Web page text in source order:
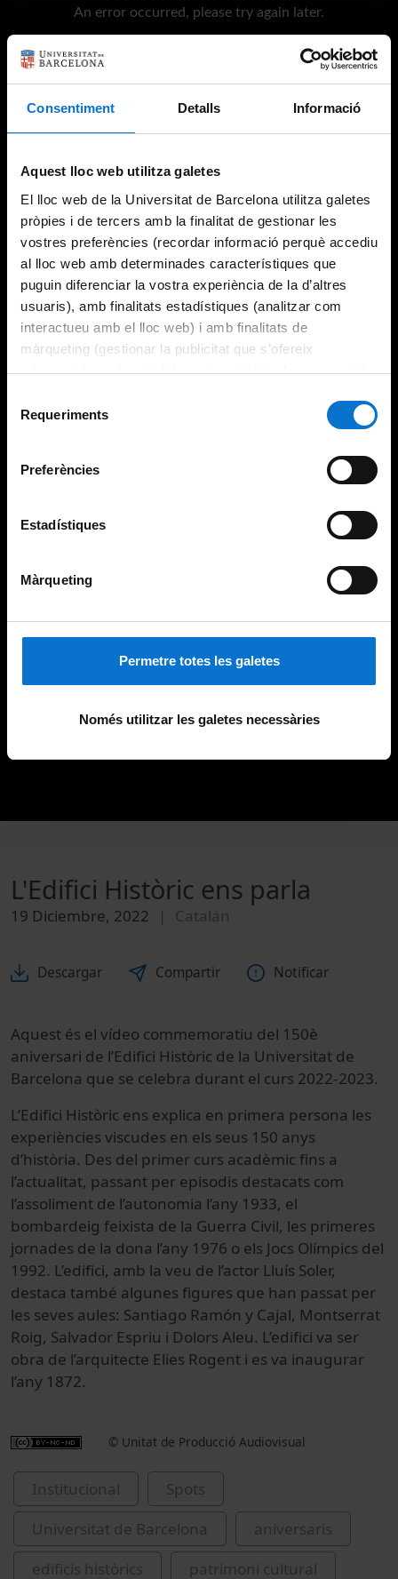
Consentiment Detalls Informació
Aquest lloc web utilitza galetes
El lloc web de la Universitat de Barcelona utilitza galetes
pròpies i de tercers amb la finalitat de gestionar les
vostres preferències (recordar informació perquè accediu
al lloc web amb determinades característiques que
puguin diferenciar la vostra experiència de la d’altres
usuaris), amb finalitats estadístiques (analitzar com
interactueu amb el lloc web) i amb finalitats de
màrqueting (gestionar la publicitat que s’ofereix
adequant-la en funció dels vostres hàbits de navegació).
consultar laPolítica de galetes del lloc web de la
Requeriments
Preferències
Estadístiques
Màrqueting
Permetre totes les galetes
Només utilitzar les galetes necessàries
An error occurred, please try again later.
L'Edifici Històric ens parla
19 Diciembre, 2022 Catalán
Descargar Compartir Notificar
Aquest és el vídeo commemoratiu del 150è
aniversari de l’Edifici Històric de la Universitat de
Barcelona que se celebra durant el curs 2022-2023.
L’Edifici Històric ens explica en primera persona les
experiències viscudes en els seus 150 anys
d’història. Des del primer curs acadèmic fins a
l’actualitat, passant per episodis destacats com
l’assoliment de l’autonomia l’any 1933, el
bombardeig feixista de la Guerra Civil, les primeres
jornades de la dona l’any 1976 o els Jocs Olímpics del
1992. L’edifici, amb la veu de l’actor Lluís Soler,
destaca també algunes figures que han passat per
les seves aules: Santiago Ramón y Cajal, Montserrat
Roig, Salvador Espriu i Dolors Aleu. L’edifici va ser
obra de l’arquitecte Elies Rogent i es va inaugurar
l’any 1872.
© Unitat de Producció Audiovisual
Institucional
Spots
Universitat de Barcelona
aniversaris
edificis històrics
patrimoni cultural